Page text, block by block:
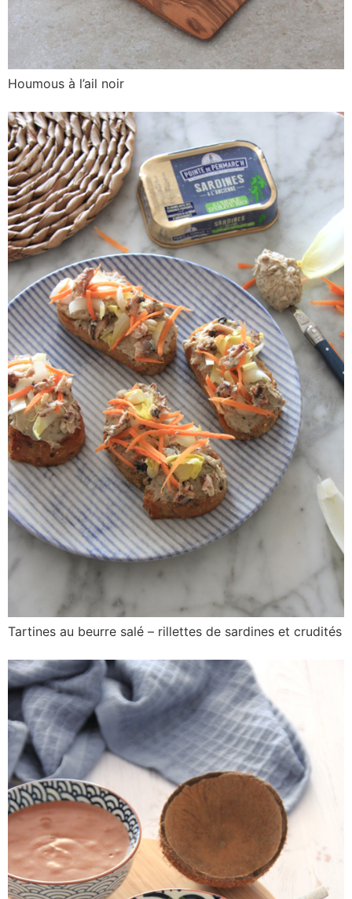
Houmous à l’ail noir
Tartines au beurre salé – rillettes de sardines et crudités